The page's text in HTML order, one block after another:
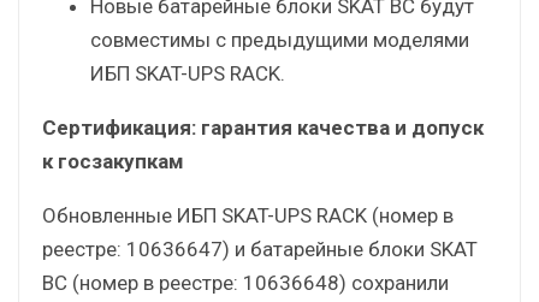
Новые батарейные блоки SKAT BC будут
совместимы с предыдущими моделями
ИБП SKAT-UPS RACK.
Сертификация: гарантия качества и допуск
к госзакупкам
Обновленные ИБП SKAT-UPS RACK (номер в
реестре: 10636647) и батарейные блоки SKAT
BC (номер в реестре: 10636648) сохранили